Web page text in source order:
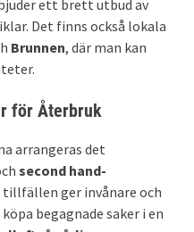
ett brett utbud av
Det finns också lokala
Brunnen, där man kan
för Återbruk
arrangeras det
second hand-
tillfällen ger invånare och
begagnade saker i en